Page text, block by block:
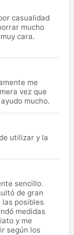
casualidad
mucho
cara.
me
vez que
mucho.
utilizar y la
sencillo.
de gran
posibles
medidas
y me
según los